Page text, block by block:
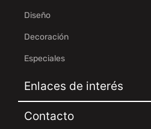
Diseño
Decoración
Especiales
Enlaces de interés
Contacto